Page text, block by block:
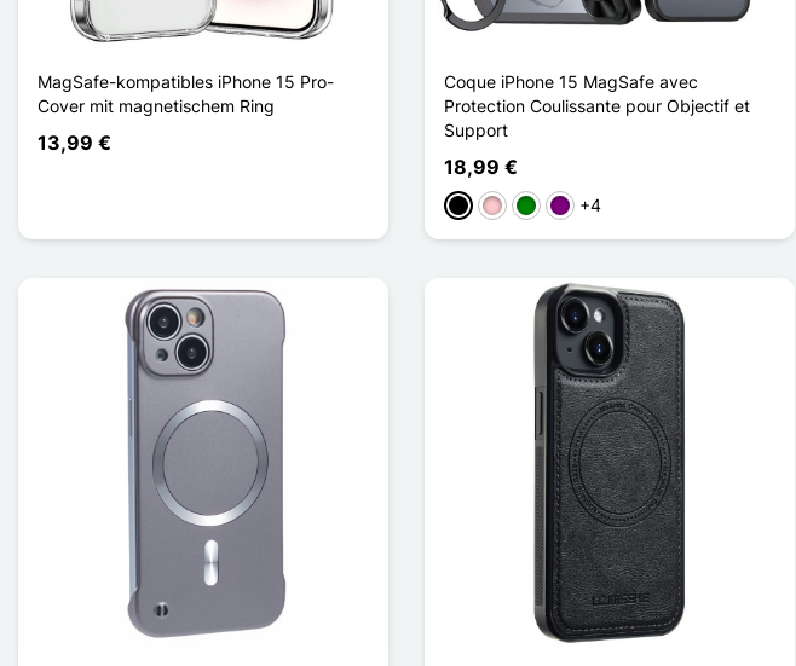
MagSafe-kompatibles iPhone 15 Pro-
Cover mit magnetischem Ring
13,99 €
Coque iPhone 15 MagSafe avec
Protection Coulissante pour Objectif et
Support
18,99 €
Schwarz
PinkGrünViolett
+4